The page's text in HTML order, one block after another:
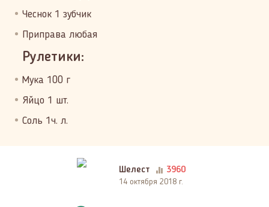
Чеснок 1 зубчик
Приправа любая
Рулетики:
Мука 100 г
Яйцо 1 шт.
Соль 1ч. л.
Шелест 3960
14 октября 2018 г.